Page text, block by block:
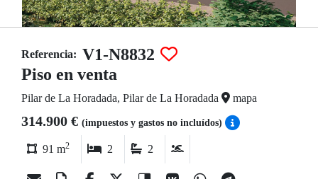
Referencia: V1-N8832
Piso en venta
Pilar de La Horadada, Pilar de La Horadada mapa
314.900 € (impuestos y gastos no incluídos)
91 m2 2 2